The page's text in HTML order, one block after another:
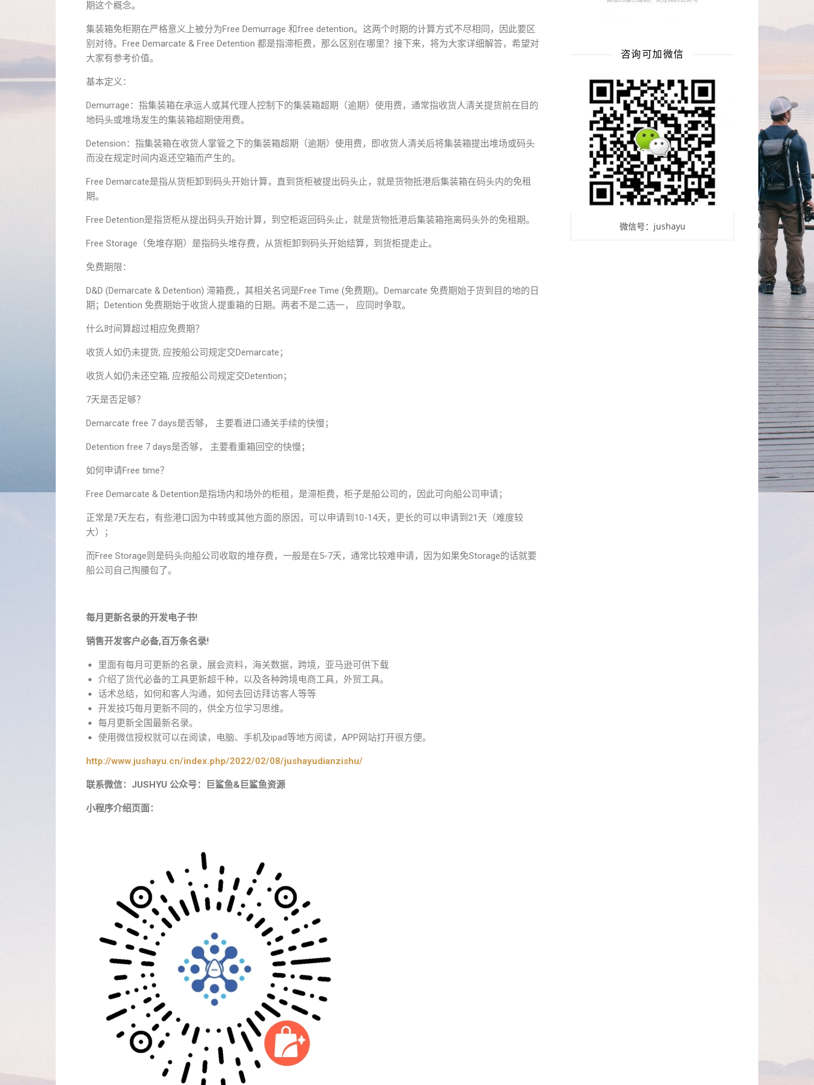
期这个概念。
集装箱免柜期在严格意义上被分为Free Demurrage 和free detention。这两个时期的计算方式不尽相同，因此要区
别对待。Free Demarcate & Free Detention 都是指滞柜费，那么区别在哪里？接下来，将为大家详细解答，希望对
大家有参考价值。
基本定义：
Demurrage：指集装箱在承运人或其代理人控制下的集装箱超期（逾期）使用费，通常指收货人清关提货前在目的
地码头或堆场发生的集装箱超期使用费。
Detension：指集装箱在收货人掌管之下的集装箱超期（逾期）使用费，即收货人清关后将集装箱提出堆场或码头
而没在规定时间内返还空箱而产生的。
Free Demarcate是指从货柜卸到码头开始计算，直到货柜被提出码头止，就是货物抵港后集装箱在码头内的免租
期。
Free Detention是指货柜从提出码头开始计算，到空柜返回码头止，就是货物抵港后集装箱拖离码头外的免租期。
Free Storage（免堆存期）是指码头堆存费，从货柜卸到码头开始结算，到货柜提走止。
免费期限：
D&D (Demarcate & Detention) 滞箱费,，其相关名词是Free Time (免费期)。Demarcate 免费期始于货到目的地的日
期；Detention 免费期始于收货人提重箱的日期。两者不是二选一， 应同时争取。
什么时间算超过相应免费期？
收货人如仍未提货, 应按船公司规定交Demarcate；
收货人如仍未还空箱, 应按船公司规定交Detention；
7天是否足够？
Demarcate free 7 days是否够， 主要看进口通关手续的快慢；
Detention free 7 days是否够， 主要看重箱回空的快慢；
如何申请Free time？
Free Demarcate & Detention是指场内和场外的柜租，是滞柜费，柜子是船公司的，因此可向船公司申请；
正常是7天左右，有些港口因为中转或其他方面的原因，可以申请到10-14天，更长的可以申请到21天（难度较
大）；
而Free Storage则是码头向船公司收取的堆存费，一般是在5-7天，通常比较难申请，因为如果免Storage的话就要
船公司自己掏腰包了。
每月更新名录的开发电子书!
销售开发客户必备,百万条名录!
里面有每月可更新的名录，展会资料，海关数据，跨境，亚马逊可供下载
介绍了货代必备的工具更新超千种，以及各种跨境电商工具，外贸工具。
话术总结，如何和客人沟通，如何去回访拜访客人等等
开发技巧每月更新不同的，供全方位学习思维。
每月更新全国最新名录。
使用微信授权就可以在阅读，电脑、手机及ipad等地方阅读，APP网站打开很方便。
http://www.jushayu.cn/index.php/2022/02/08/jushayudianzishu/
联系微信：JUSHYU 公众号：巨鲨鱼&巨鲨鱼资源
小程序介绍页面：
咨询可加微信
微信号：jushayu